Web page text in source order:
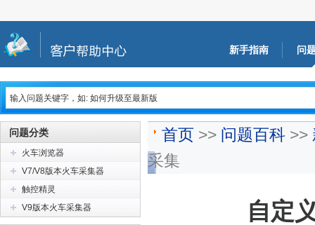
新手指南 问
问题分类
火车浏览器
V7/V8版本火车采集器
触控精灵
V9版本火车采集器
首页 >> 问题百科 >>
采集
自定